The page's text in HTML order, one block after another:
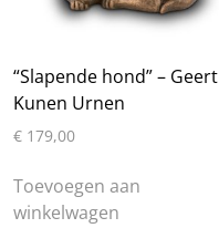
“Slapende hond” – Geert
Kunen Urnen
€ 179,00
Toevoegen aan
winkelwagen